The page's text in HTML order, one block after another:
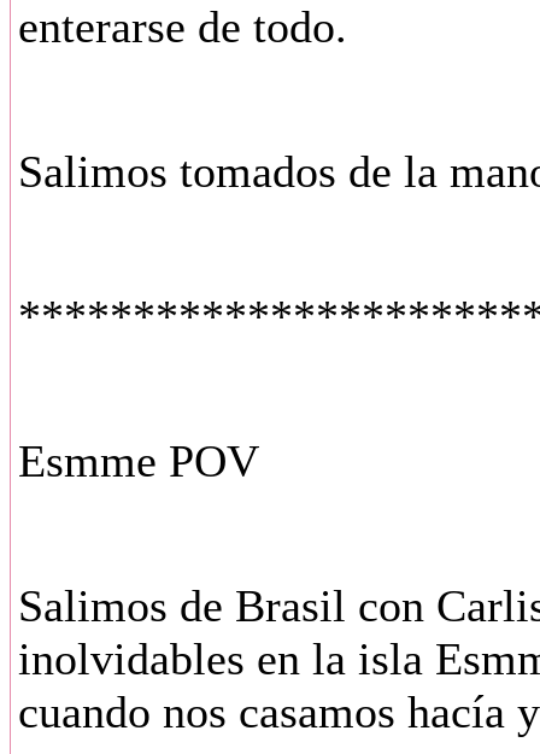
enterarse de todo.
Salimos tomados de la
Esmme POV
Salimos de Brasil con
inolvidables en la isla
cuando nos casamos hacía